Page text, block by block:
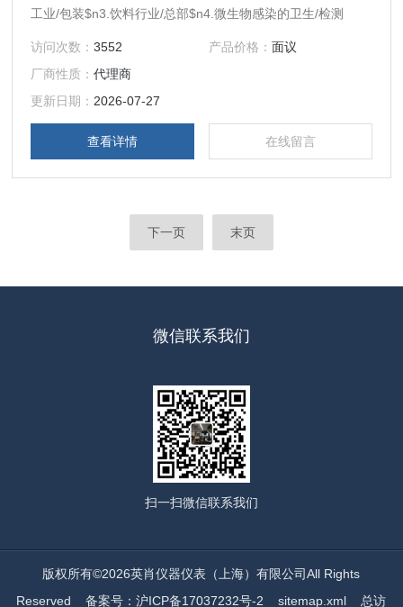
工业/包装$n3.饮料行业/总部$n4.微生物感染的卫生/检测
访问次数：3552 产品价格： 面议
厂商性质：代理商
更新日期： 2026-07-27
查看详情 在线留言
下一页 末页
微信联系我们
扫一扫微信联系我们
版权所有©2026英肖仪器仪表（上海）有限公司All Rights
Reserved备案号：沪ICP备17037232号-2 sitemap.xml 总访